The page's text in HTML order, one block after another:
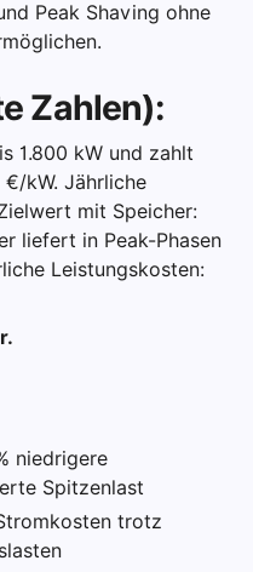
Peak Shaving ohne
Zahlen):
1.800 kW und zahlt
kW. Jährliche
mit Speicher:
liefert in Peak-Phasen
Leistungskosten:
niedrigere
Spitzenlast
trotz